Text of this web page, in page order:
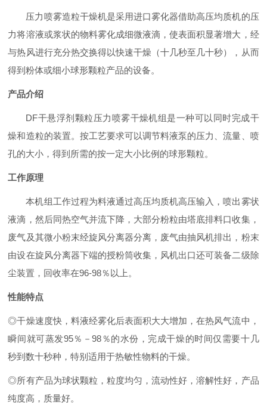
压力喷雾造粒干燥机是采用进口雾化器借助高压均质机的压
力将溶液或浆状的物料雾化成细微液滴，使表面积显著增大，经
与热风进行充分热交换得以快速干燥（十几秒至几十秒），从而
得到粉体或细小球形颗粒产品的设备。
产品介绍
DF干悬浮剂颗粒压力喷雾干燥机组是一种可以同时完成干
燥和造粒的装置。按工艺要求可以调节料液泵的压力、流量、喷
孔的大小，得到所需的按一定大小比例的球形颗粒。
工作原理
本机组工作过程为料液通过高压均质机高压输入，喷出雾状
液滴，然后同热空气并流下降，大部分粉粒由塔底排料口收集，
废气及其微小粉末经旋风分离器分离，废气由抽风机排出，粉末
由设在旋风分离器下端的授粉筒收集，风机出口还可装备二级除
尘装置，回收率在96-98％以上。
性能特点
◎干燥速度快，料液经雾化后表面积大大增加，在热风气流中，
瞬间就可蒸发95％－98％的水份，完成干燥的时间仅需要十几
秒到数十秒种，特别适用于热敏性物料的干燥。
◎所有产品为球状颗粒，粒度均匀，流动性好，溶解性好，产品
纯度高，质量好。